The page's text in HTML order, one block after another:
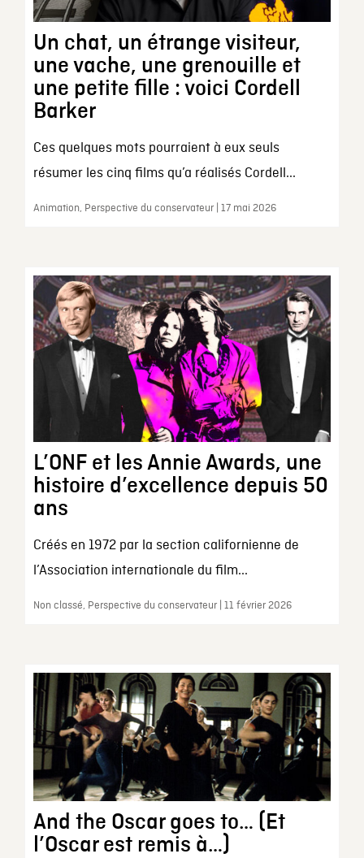
Un chat, un étrange visiteur,
une vache, une grenouille et
une petite fille : voici Cordell
Barker
Ces quelques mots pourraient à eux seuls
résumer les cinq films qu’a réalisés Cordell...
Animation, Perspective du conservateur | 17 mai 2026
L’ONF et les Annie Awards, une
histoire d’excellence depuis 50
ans
Créés en 1972 par la section californienne de
l’Association internationale du film...
Non classé, Perspective du conservateur | 11 février 2026
And the Oscar goes to… (Et
l’Oscar est remis à…)